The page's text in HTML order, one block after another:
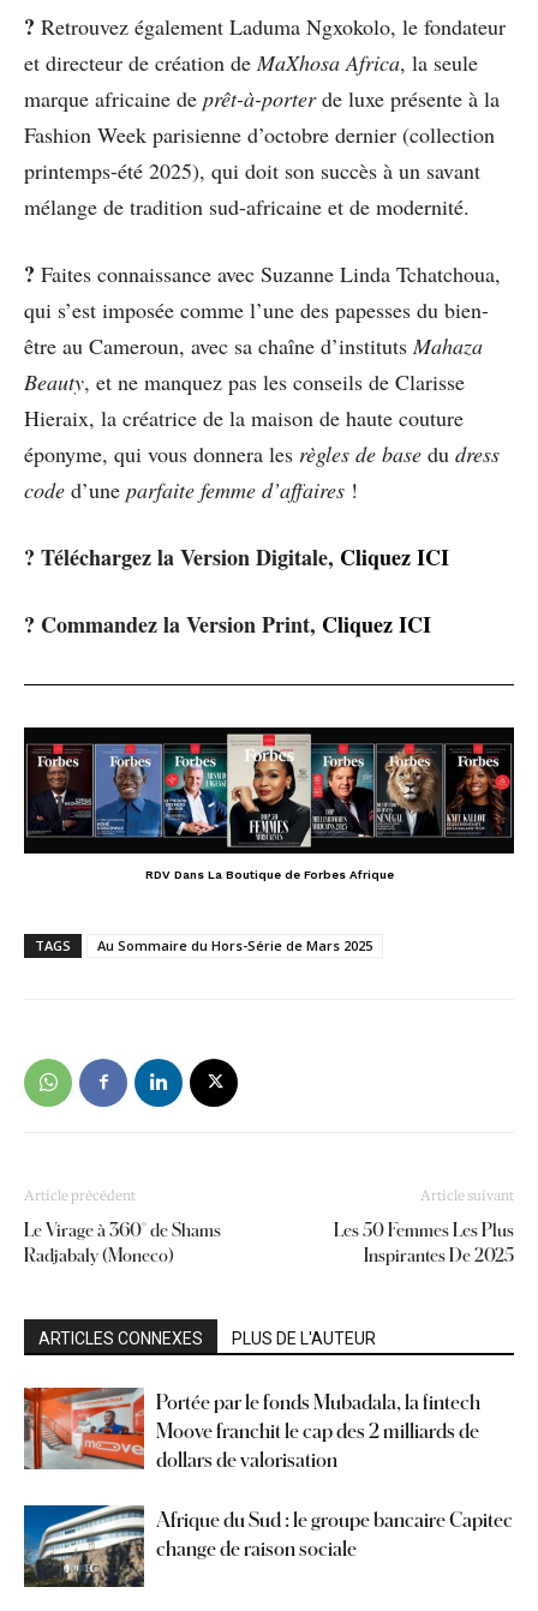
? Retrouvez également Laduma Ngxokolo, le fondateur
et directeur de création de MaXhosa Africa, la seule
marque africaine de prêt-à-porterde luxe présente à la
Fashion Week parisienne d’octobre dernier (collection
printemps-été 2025), qui doit son succès à un savant
mélange de tradition sud-africaine et de modernité.
? Faites connaissance avec Suzanne Linda Tchatchoua,
qui s’est imposée comme l’une des papesses du bien-
être au Cameroun, avec sa chaîne d’instituts Mahaza
Beauty, et ne manquez pas les conseils de Clarisse
Hieraix, la créatrice de la maison de haute couture
éponyme, qui vous donnera les règles de base du dress
code d’une parfaite femme d’affaires !
? Téléchargez la Version Digitale, Cliquez ICI
? Commandez la Version Print, Cliquez ICI
RDV Dans La Boutique de Forbes Afrique
TAGS Au Sommaire du Hors-Série de Mars 2025
Article précédent
Le Virage à 360° de Shams
Radjabaly (Moneco)
Article suivant
Les 50 Femmes Les Plus
Inspirantes De 2025
ARTICLES CONNEXES PLUS DE L'AUTEUR
Portée par le fonds Mubadala, la fintech
Moove franchit le cap des 2 milliards de
dollars de valorisation
Afrique du Sud : le groupe bancaire Capitec
change de raison sociale